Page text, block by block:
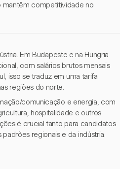
mantêm competitividade no
Em Budapeste e na Hungria
com salários brutos mensais
isso se traduz em uma tarifa
regiões do norte.
comunicação e energia, com
hospitalidade e outros
é crucial tanto para candidatos
regionais e da indústria.